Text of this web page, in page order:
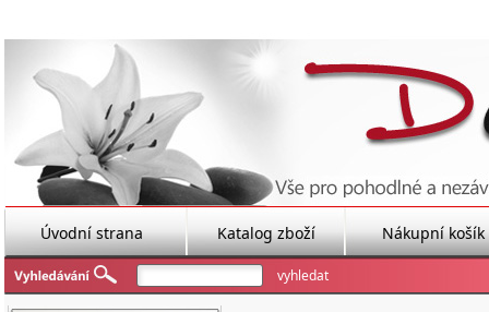
Úvodní strana Katalog zboží Nákupní košík